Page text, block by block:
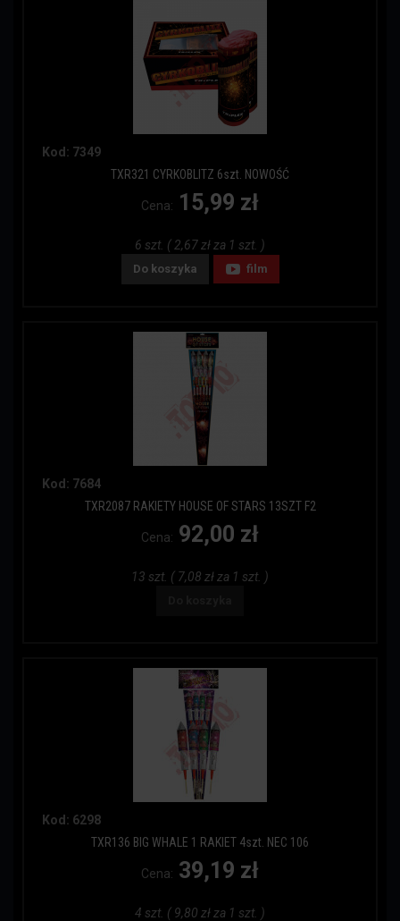
Kod: 7349
TXR321 CYRKOBLITZ 6szt. NOWOŚĆ
Cena: 15,99 zł
6 szt. ( 2,67 zł za 1 szt. )
Do koszyka film
Kod: 7684
TXR2087 RAKIETY HOUSE OF STARS 13SZT F2
Cena: 92,00 zł
13 szt. ( 7,08 zł za 1 szt. )
Kod: 6298
TXR136 BIG WHALE 1 RAKIET 4szt. NEC 106
Cena: 39,19 zł
4 szt. ( 9,80 zł za 1 szt. )